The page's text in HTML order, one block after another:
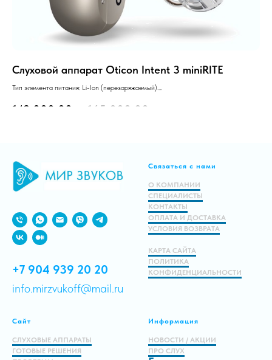
Слуховой аппарат Oticon Intent 3 miniRITE
Тип элемента питания: Li-Ion (перезаряжаемый).
142 000.00 165 000.00
В корзину
+7 904 939 20 20
info.mirzvukoff@mail.ru
Связаться с нами
О КОМПАНИИ
СПЕЦИАЛИСТЫ
КОНТАКТЫ
ОПЛАТА И ДОСТАВКА
УСЛОВИЯ ВОЗВРАТА
КАРТА САЙТА
ПОЛИТИКА
КОНФИДЕНЦИАЛЬНОСТИ
Сайт
СЛУХОВЫЕ АППАРАТЫ
ГОТОВЫЕ РЕШЕНИЯ
Информация
НОВОСТИ / АКЦИИ
ПРО СЛУХ